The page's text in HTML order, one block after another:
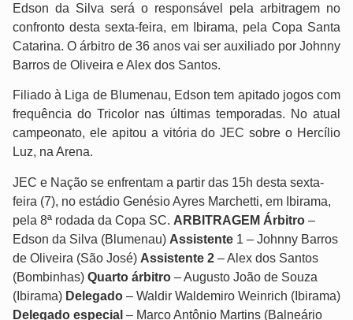
Edson da Silva será o responsável pela arbitragem no
confronto desta sexta-feira, em Ibirama, pela Copa Santa
Catarina. O árbitro de 36 anos vai ser auxiliado por Johnny
Barros de Oliveira e Alex dos Santos.
Filiado à Liga de Blumenau, Edson tem apitado jogos com
frequência do Tricolor nas últimas temporadas. No atual
campeonato, ele apitou a vitória do JEC sobre o Hercílio
Luz, na Arena.
JEC e Nação se enfrentam a partir das 15h desta sexta-
feira (7), no estádio Genésio Ayres Marchetti, em Ibirama,
pela 8ª rodada da Copa SC. ARBITRAGEM Árbitro –
Edson da Silva (Blumenau) Assistente 1 – Johnny Barros
de Oliveira (São José) Assistente 2 – Alex dos Santos
(Bombinhas) Quarto árbitro – Augusto João de Souza
(Ibirama) Delegado – Waldir Waldemiro Weinrich (Ibirama)
Delegado especial – Marco Antônio Martins (Balneário